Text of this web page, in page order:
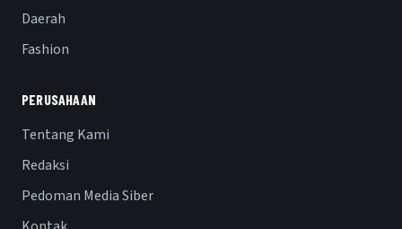
Daerah
Fashion
PERUSAHAAN
Tentang Kami
Redaksi
Pedoman Media Siber